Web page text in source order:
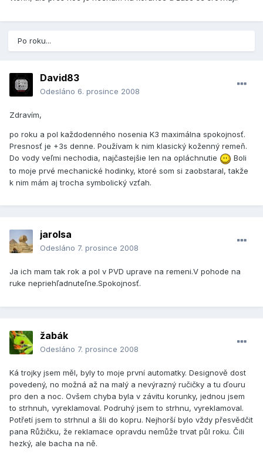
Po roku...
David83
Odesláno 6. prosince 2008
Zdravím,
po roku a pol každodenného nosenia K3 maximálna spokojnosť.
Presnosť je +3s denne. Používam k nim klasický koženný remeň.
Do vody veľmi nechodia, najčastejšie len na opláchnutie
Boli
to moje prvé mechanické hodinky, ktoré som si zaobstaral, takže
k nim mám aj trocha symbolický vzťah.
jarolsa
Odesláno 7. prosince 2008
Ja ich mam tak rok a pol v PVD uprave na remeni.V pohode na
ruke nepriehľadnuteľne.Spokojnosť.
žabák
Odesláno 7. prosince 2008
Ká trojky jsem měl, byly to moje první automatky. Designově dost
povedený, no možná až na malý a nevýrazný ručičky a tu ďouru
pro den a noc. Ovšem chyba byla v závitu korunky, jednou jsem
to strhnuh, vyreklamoval. Podruhý jsem to strhnu, vyreklamoval.
Potřetí jsem to strhnul a šli do kopru. Nejhorší bylo vždy přesvědčit
pana Růžičku, že reklamace opravdu nemůže trvat půl roku. Čili
hezký, ale bacha na ně.